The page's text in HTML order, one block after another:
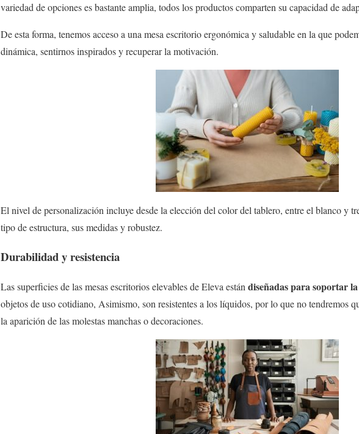
variedad de opciones es bastante amplia, todos los productos comparten su capacidad de
De esta forma, tenemos acceso a una mesa escritorio ergonómica y saludable en la que
dinámica, sentirnos inspirados y recuperar la motivación.
El nivel de personalización incluye desde la elección del color del tablero, entre el blanco y
tipo de estructura, sus medidas y robustez.
Durabilidad y resistencia
Las superficies de las mesas escritorios elevables de Eleva están diseñadas para soportar
objetos de uso cotidiano, Asimismo, son resistentes a los líquidos, por lo que no tendremos
la aparición de las molestas manchas o decoraciones.